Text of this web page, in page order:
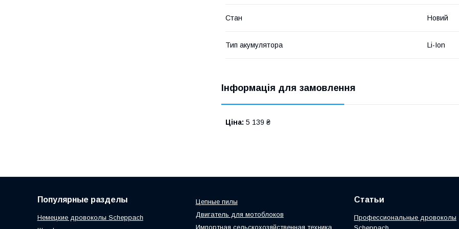
Стан Новий
Тип акумулятора Li-Ion
Інформація для замовлення
Ціна: 5 139 ₴
Популярные разделы
Немецкие дровоколы Scheppach
Цепные пилы
Двигатель для мотоблоков
Импортная сельскохозяйственная техника
Статьи
Профессиональные дровоколы